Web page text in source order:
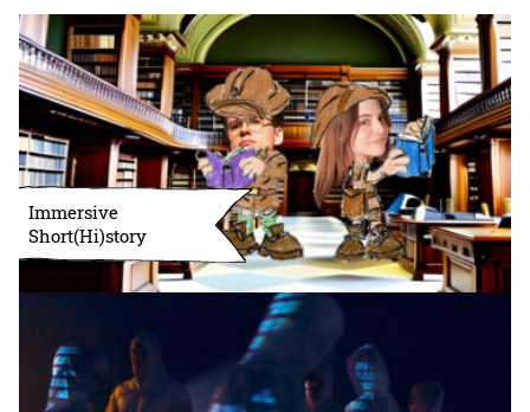
Immersive
Short(Hi)story